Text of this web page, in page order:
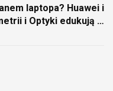
Huawei i
i Optyki edukują w